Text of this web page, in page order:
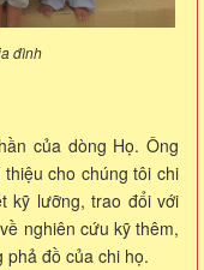
đình
của dòng Họ. Ông
cho chúng tôi chi
kỹ lưỡng, trao đổi với
nghiên cứu kỹ thêm,
đồ của chi họ.